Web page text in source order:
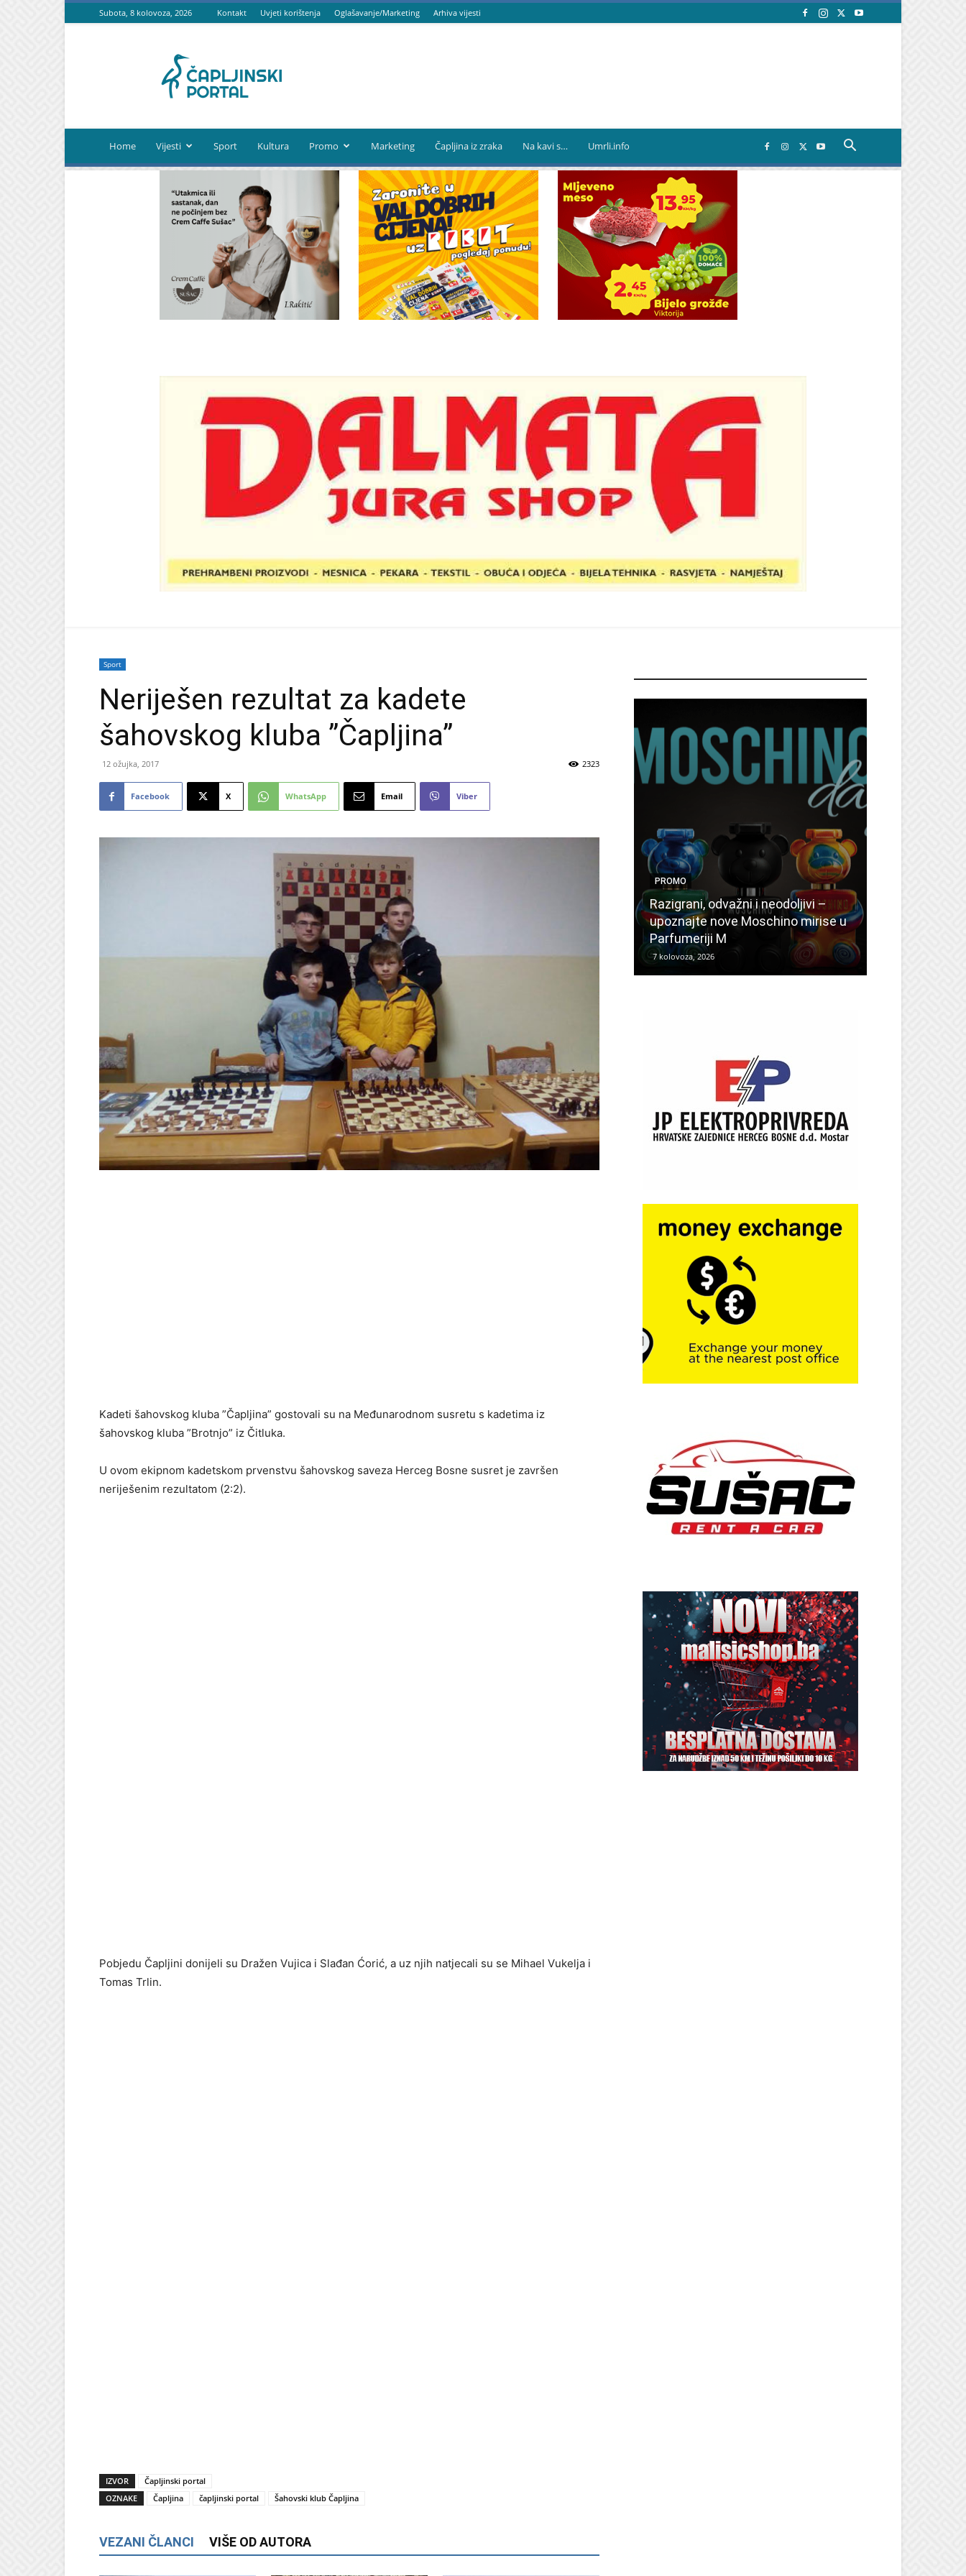
Subota, 8 kolovoza, 2026 Kontakt Uvjeti korištenja Oglašavanje/Marketing Arhiva vijesti
portal
Home Vijesti Sport Kultura Promo Marketing Čapljina iz zraka Na kavi s… Umrli.info
Sport
Neriješen rezultat za kadete
šahovskog kluba ”Čapljina”
12 ožujka, 2017 2323
Facebook X WhatsApp Email Viber
Kadeti šahovskog kluba ”Čapljina” gostovali su na Međunarodnom susretu s kadetima iz
šahovskog kluba ”Brotnjo” iz Čitluka.
U ovom ekipnom kadetskom prvenstvu šahovskog saveza Herceg Bosne susret je završen
neriješenim rezultatom (2:2).
Pobjedu Čapljini donijeli su Dražen Vujica i Slađan Ćorić, a uz njih natjecali su se Mihael Vukelja i
Tomas Trlin.
IZVOR
Čapljinski portal
OZNAKE
Čapljina čapljinski portal Šahovski klub Čapljina
VEZANI ČLANCI VIŠE OD AUTORA
PROMO
Razigrani, odvažni i neodoljivi –
upoznajte nove Moschino mirise u
Parfumeriji M
7 kolovoza, 2026